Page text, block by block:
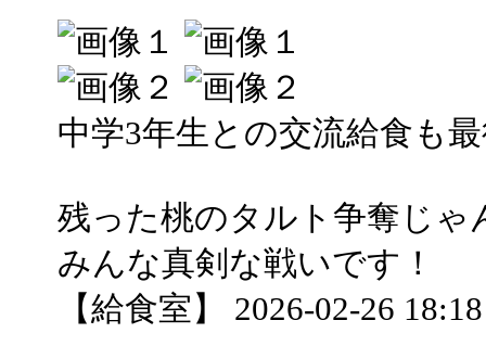
中学3年生との交流給食も
残った桃のタルト争奪じゃ
みんな真剣な戦いです！
【給食室】 2026-02-26